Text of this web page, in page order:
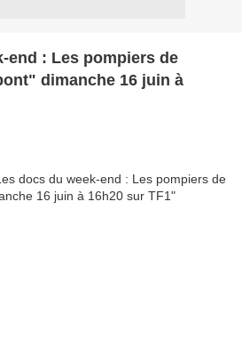
end : Les pompiers de
dimanche 16 juin à